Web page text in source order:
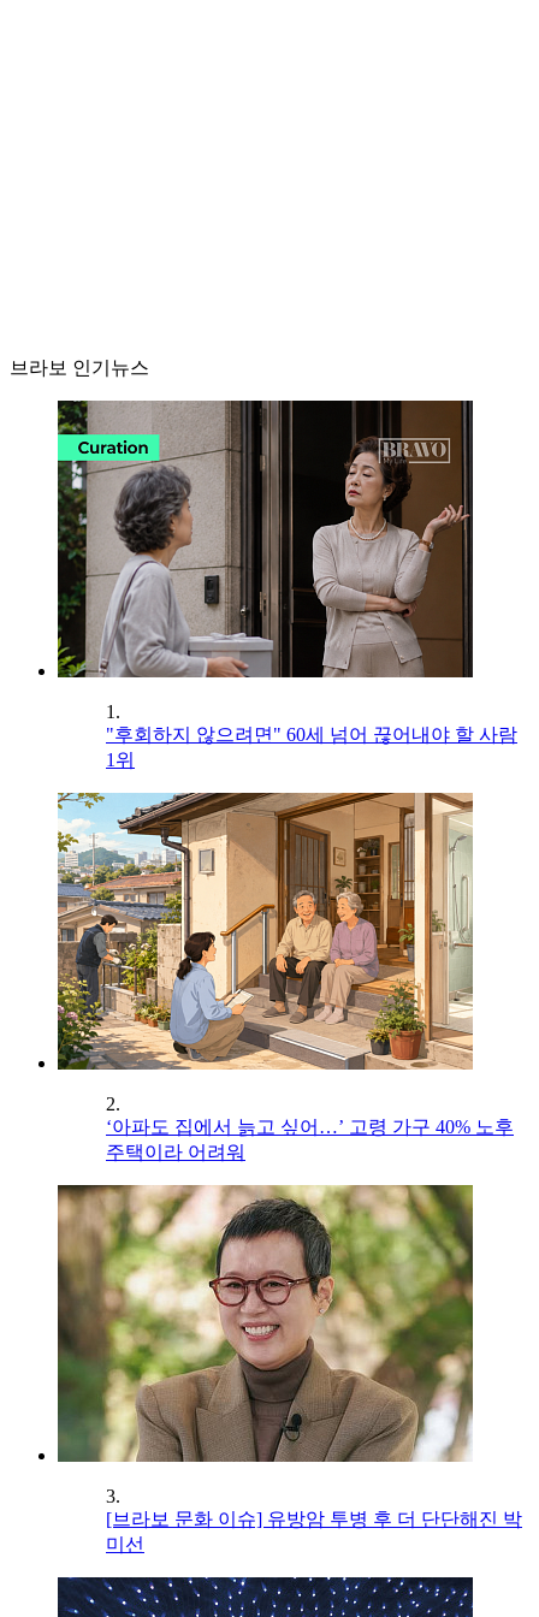
브라보 인기뉴스
1.
"후회하지 않으려면" 60세 넘어 끊어내야 할 사람
1위
2.
‘아파도 집에서 늙고 싶어…’ 고령 가구 40% 노후
주택이라 어려워
3.
[브라보 문화 이슈] 유방암 투병 후 더 단단해진 박
미선